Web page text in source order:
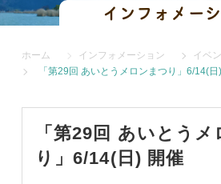
インフォメー
ホーム インフォメーション
イベ
「第29回 あいとうメロンまつり」6/14(日
「第29回 あいとう
り」6/14(日) 開催